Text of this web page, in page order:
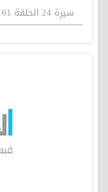
سيرة 24 الحلقة 61